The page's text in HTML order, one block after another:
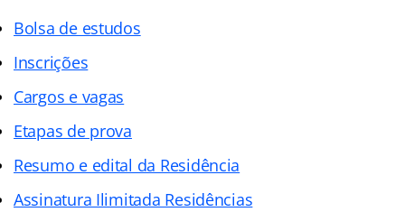
Bolsa de estudos
Inscrições
Cargos e vagas
Etapas de prova
Resumo e edital da Residência
Assinatura Ilimitada Residências